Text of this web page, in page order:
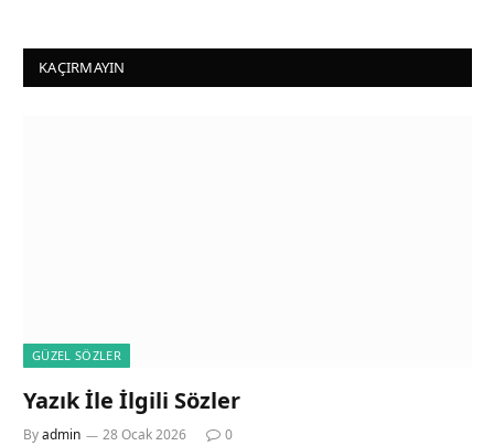
KAÇIRMAYIN
GÜZEL SÖZLER
Yazık İle İlgili Sözler
Byadmin 28 Ocak 2026 0